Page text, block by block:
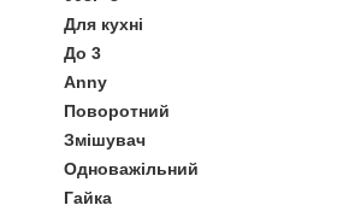
Для кухні
До 3
Anny
Поворотний
Змішувач
Одноважільний
Гайка